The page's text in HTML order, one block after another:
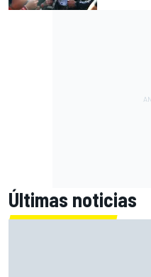
Últimas noticias